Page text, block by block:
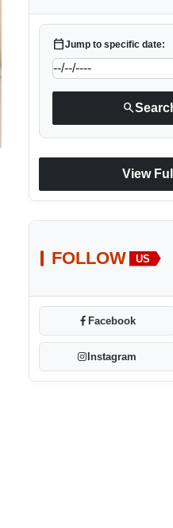
calendar_todayJump to specific date:
search
View
FOLLOW US
Facebook
Instagram